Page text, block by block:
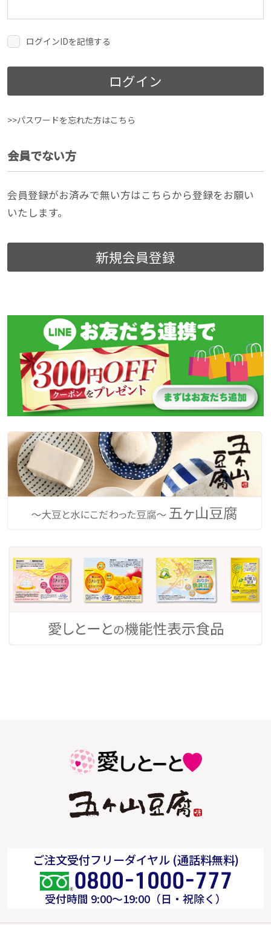
ログインIDを記憶する
ログイン
>>パスワードを忘れた方はこちら
会員でない方
会員登録がお済みで無い方はこちらから登録をお願い
いたします。
新規会員登録
ご注文受付フリーダイヤル (通話料無料)
受付時間 9:00～19:00（日・祝除く）